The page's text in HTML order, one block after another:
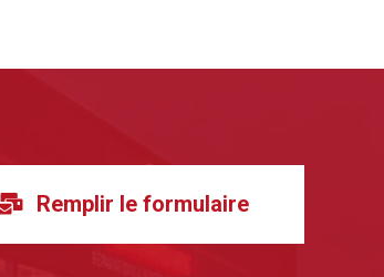
Remplir le formulaire